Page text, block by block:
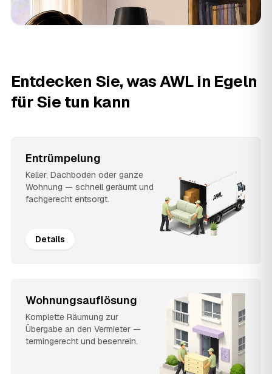
Entdecken Sie, was AWL in Egeln
für Sie tun kann
Entrümpelung
Keller, Dachboden oder ganze
Wohnung — schnell geräumt und
fachgerecht entsorgt.
Details
Wohnungsauflösung
Komplette Räumung zur
Übergabe an den Vermieter —
termingerecht und besenrein.